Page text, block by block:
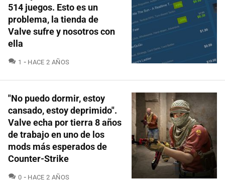
514 juegos. Esto es un
problema, la tienda de
Valve sufre y nosotros con
ella
1 COMENTARIOS
HACE 2 AÑOS
"No puedo dormir, estoy
cansado, estoy deprimido".
Valve echa por tierra 8 años
de trabajo en uno de los
mods más esperados de
Counter-Strike
0 COMENTARIOS
HACE 2 AÑOS